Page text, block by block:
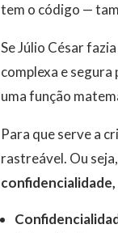
tem o código —
Se Júlio César
complexa e
uma função
Para que serve a
rastreável. Ou